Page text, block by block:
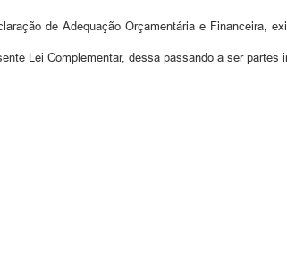
de Adequação Orçamentária e Financeira,
Lei Complementar, dessa passando a ser partes